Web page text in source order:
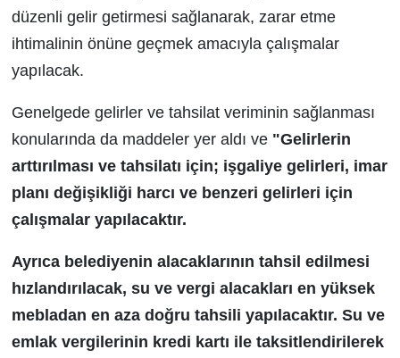
düzenli gelir getirmesi sağlanarak, zarar etme
ihtimalinin önüne geçmek amacıyla çalışmalar
yapılacak.
Genelgede gelirler ve tahsilat veriminin sağlanması
konularında da maddeler yer aldı ve "Gelirlerin
arttırılması ve tahsilatı için; işgaliye gelirleri, imar
planı değişikliği harcı ve benzeri gelirleri için
çalışmalar yapılacaktır.
Ayrıca belediyenin alacaklarının tahsil edilmesi
hızlandırılacak, su ve vergi alacakları en yüksek
mebladan en aza doğru tahsili yapılacaktır. Su ve
emlak vergilerinin kredi kartı ile taksitlendirilerek